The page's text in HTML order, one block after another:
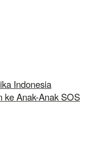
Indonesia
ke Anak-Anak SOS